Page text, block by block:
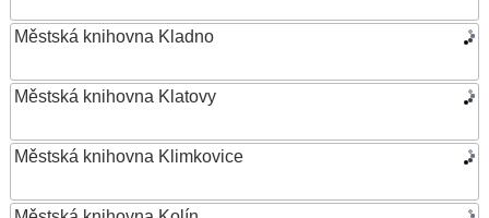
Městská knihovna Kladno
Městská knihovna Klatovy
Městská knihovna Klimkovice